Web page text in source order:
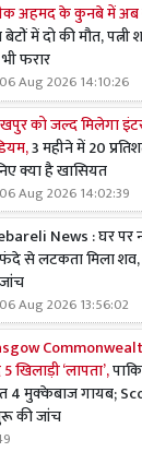
अहमद के कुनबे में अब
में दो की मौत, पत्नी
फरार
06 Aug 2026 14:10:26
को जल्द मिलेगा
3 महीने में 20
क्या है खासियत
06 Aug 2026 14:02:39
News : घर पर
से लटकता मिला
06 Aug 2026 13:56:02
खिलाड़ी ‘लापता’,
4 मुक्केबाज गायब;
की जांच